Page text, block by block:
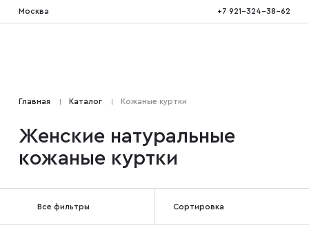
Москва +7 921-324-38-62
Костюмы двубортные
Костюмы на свадьбу
Главная Каталог Кожаные куртки
Женские натуральные
кожаные куртки
Все фильтры Сортировка